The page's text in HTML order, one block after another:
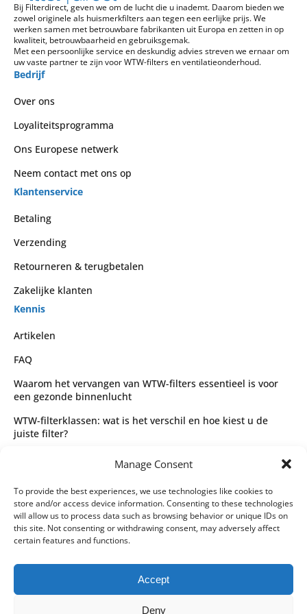
Manage Consent
To provide the best experiences, we use technologies like cookies to
store and/or access device information. Consenting to these technologies
will allow us to process data such as browsing behavior or unique IDs on
this site. Not consenting or withdrawing consent, may adversely affect
certain features and functions.
Accept
Deny
Bij Filterdirect, geven we om de lucht die u inademt. Daarom bieden we
zowel originele als huismerkfilters aan tegen een eerlijke prijs. We
werken samen met betrouwbare fabrikanten uit Europa en zetten in op
kwaliteit, betrouwbaarheid en gebruiksgemak.
Met een persoonlijke service en deskundig advies streven we ernaar om
uw vaste partner te zijn voor WTW-filters en ventilatieonderhoud.
Bedrijf
Over ons
Loyaliteitsprogramma
Ons Europese netwerk
Neem contact met ons op
Klantenservice
Betaling
Verzending
Retourneren & terugbetalen
Zakelijke klanten
Kennis
Artikelen
FAQ
Waarom het vervangen van WTW-filters essentieel is voor
een gezonde binnenlucht
WTW-filterklassen: wat is het verschil en hoe kiest u de
juiste filter?
Complete gids voor WTW-filtertypes en het kiezen van de
Wettelijk
Algemene voorwaarden
Privacybeleid
Leveringspartners
Betaalmethoden